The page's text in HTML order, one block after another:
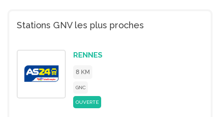
Stations GNV les plus proches
RENNES
8 KM
GNC
OUVERTE